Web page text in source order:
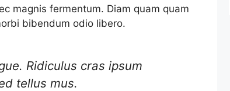
magnis fermentum. Diam quam quam
bibendum odio libero.
Ridiculus cras ipsum
tellus mus.